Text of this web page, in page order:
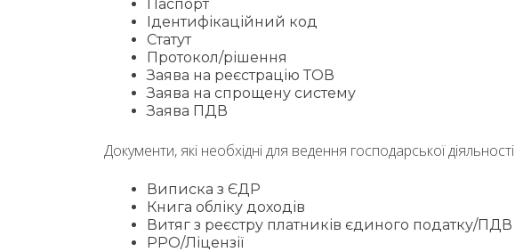
Паспорт
Ідентифікаційний код
Статут
Протокол/рішення
Заява на реєстрацію ТОВ
Заява на спрощену систему
Заява ПДВ
Документи, які необхідні для ведення господарської діяльності
Виписка з ЄДР
Книга обліку доходів
Витяг з реєстру платників єдиного податку/ПДВ
РРО/Ліцензії